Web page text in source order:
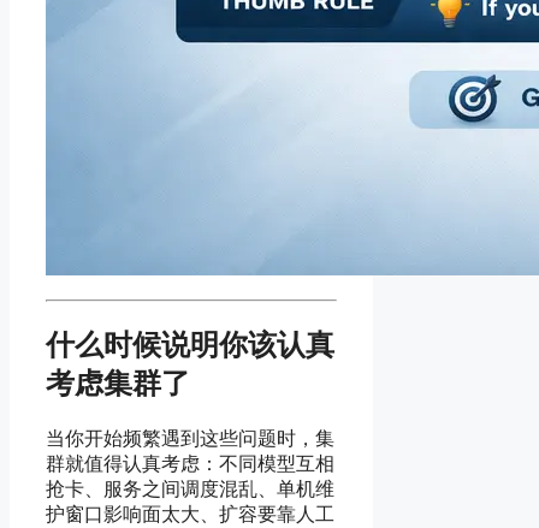
什么时候说明你该认真
考虑集群了
当你开始频繁遇到这些问题时，集
群就值得认真考虑：不同模型互相
抢卡、服务之间调度混乱、单机维
护窗口影响面太大、扩容要靠人工